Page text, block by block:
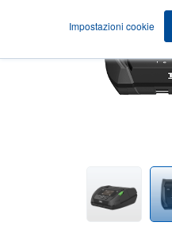
Impostazioni cookie